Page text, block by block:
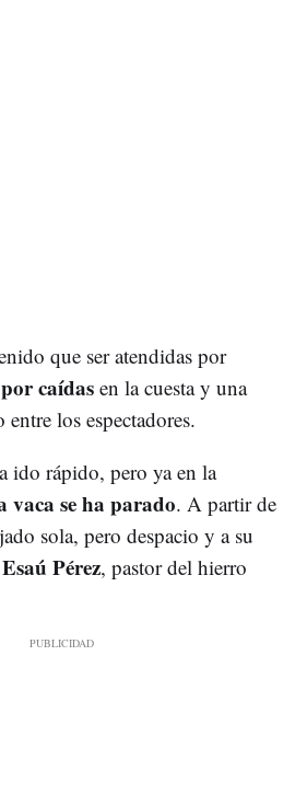
que ser atendidas por
caídas en la cuesta y una
los espectadores.
ido rápido, pero ya en la
se ha parado. A partir de
sola, pero despacio y a su
Esaú Pérez, pastor del hierro